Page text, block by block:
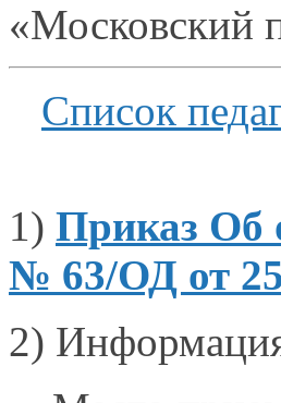
«Московский
Список
1) Приказ Об
№ 63/ОД от
2)